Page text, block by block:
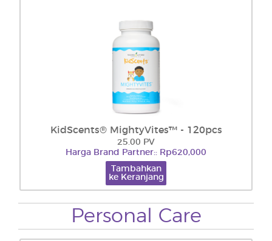
KidScents® MightyVites™ - 120pcs
25.00 PV
Harga Brand Partner:: Rp620,000
Tambahkan
ke Keranjang
Personal Care